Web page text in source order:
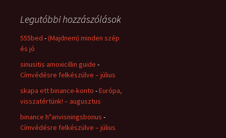
Legutóbbi hozzászólások
555bed -(Majdnem) minden szép
és jó
sinusitis amoxicillin guide -
Címvédésre felkészülve – július
skapa ett binance-konto -Európa,
visszatértünk! – augusztus
binance h"anvisningsbonus -
Címvédésre felkészülve – július